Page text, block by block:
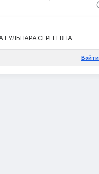
СЕРГЕЕВНА
Войти